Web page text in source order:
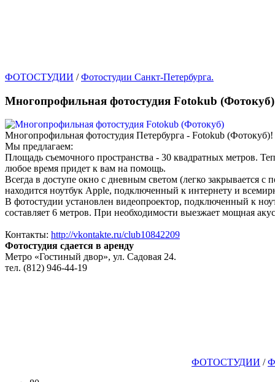
ФОТОСТУДИИ /Фотостудии Санкт-Петербурга.
Многопрофильная фотостудия Fotokub (Фотокуб)
Многопрофильная фотостудия Петербурга - Fotokub (Фотокуб)!
Мы предлагаем:
Площадь съемочного пространства - 30 квадратных метров.
любое время придет к вам на помощь.
Всегда в доступе окно с дневным светом (легко закрывается
находится ноутбук Apple, подключенный к интернету и
В фотостудии установлен видеопроектор, подключенный к
составляет 6 метров. При необходимости выезжает мощная
Контакты: http://vkontakte.ru/club10842209
Фотостудия сдается в аренду
Метро «Гостиный двор», ул. Садовая 24.
тел. (812) 946-44-19
ФОТОСТУДИИ /